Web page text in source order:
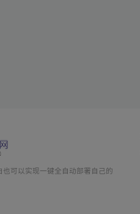
也可以实现一键全自动部署自己的